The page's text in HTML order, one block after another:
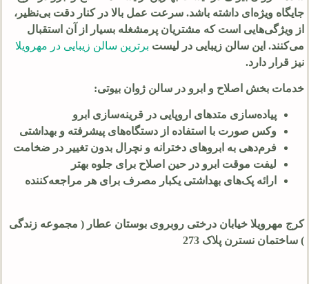
جایگاه ویژه‌ای داشته باشد. سرعت عمل بالا در کنار دقت بی‌نظیر،
از ویژگی‌هایی است که مشتریان پرمشغله بسیار از آن استقبال
می‌کنند. این سالن زیبایی در لیست برترین سالن زیبایی در مهرویلا
نیز قرار دارد.
خدمات بخش اصلاح و ابرو در سالن ژوان بیوتی:
پیاده‌سازی متدهای اروپایی در قرینه‌سازی ابرو
وکس صورت با استفاده از دستگاه‌های پیشرفته و بهداشتی
فرم‌دهی به ابروهای دخترانه و نچرال بدون تغییر در ضخامت
لیفت موقت ابرو در حین اصلاح برای جلوه بهتر
ارائه پک‌های بهداشتی یکبار مصرف برای هر مراجعه‌کننده
کرج مهرویلا خیابان درختی روبروی بوستان عطار ( مجموعه زندگی
) ساختمان نسترن پلاک 273